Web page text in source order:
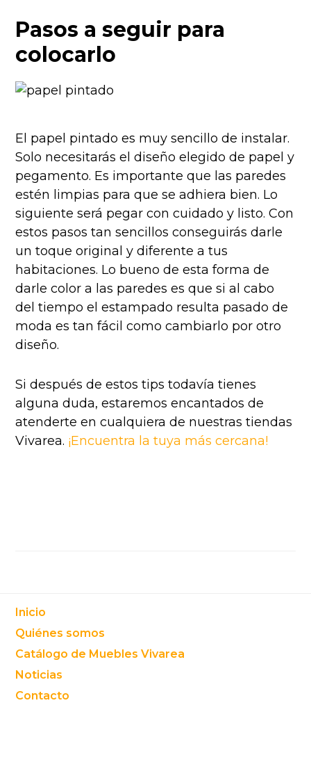
Pasos a seguir para
colocarlo
El papel pintado es muy sencillo de instalar.
Solo necesitarás el diseño elegido de papel y
pegamento. Es importante que las paredes
estén limpias para que se adhiera bien. Lo
siguiente será pegar con cuidado y listo. Con
estos pasos tan sencillos conseguirás darle
un toque original y diferente a tus
habitaciones. Lo bueno de esta forma de
darle color a las paredes es que si al cabo
del tiempo el estampado resulta pasado de
moda es tan fácil como cambiarlo por otro
diseño.
Si después de estos tips todavía tienes
alguna duda, estaremos encantados de
atenderte en cualquiera de nuestras tiendas
Vivarea. ¡Encuentra la tuya más cercana!
Footer
Inicio
Quiénes somos
Catálogo de Muebles Vivarea
Noticias
Contacto